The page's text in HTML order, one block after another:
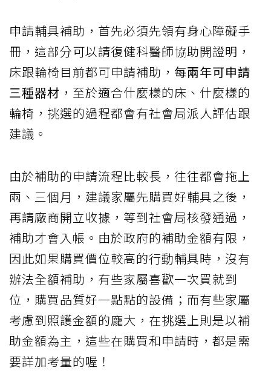
申請輔具補助，首先必須先領有身心障礙手
冊，這部分可以請復健科醫師協助開證明，
床跟輪椅目前都可申請補助， 每兩年可申請
三種器材 ，至於適合什麼樣的床、什麼樣的
輪椅，挑選的過程都會有社會局派人評估跟
建議。
由於補助的申請流程比較長，往往都會拖上
兩、三個月，建議家屬先購買好輔具之後，
再請廠商開立收據，等到社會局核發通過，
補助才會入帳。由於政府的補助金額有限，
因此如果購買價位較高的行動輔具時，沒有
辦法全額補助，有些家屬喜歡一次買就到
位，購買品質好一點點的設備；而有些家屬
考慮到照護金額的龐大，在挑選上則是以補
助金額為主，這些在購買和申請時，都是需
要詳加考量的喔！